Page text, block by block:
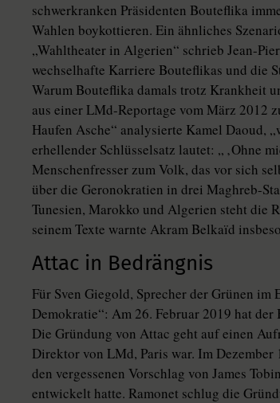
schwerkranken Präsidenten Bouteflika
Wahlen boykottieren. Ein ähnliches
„Wahltheater in Algerien“ schrieb Jean-
wechselhafte Karriere Bouteflikas und die
Warum Bouteflika damals trotz Krankheit
aus einer LMd-Reportage vom März 2012
Haufen Asche“ analysierte Kamel Daoud,
erhellender Schlüsselsatz lautet: „ ‚Ohne
Menschenfresser zum Volk, das vor sich
über die Geronokratien in drei Maghreb-
Tunesien, Marokko und Algerien steht die
seinem Texte warnte Akram Belkaïd
Attac in Bedrängnis
Für Sven Giegold, Sprecher der Grünen im
Demokratie“: Am 26. Februar 2019 hat
Die Gründung von Attac geht auf einen
Direktor von LMd, Paris war. Im
den vergessenen Vorschlag von James
entwickelt hatte. Ramonet schlug die